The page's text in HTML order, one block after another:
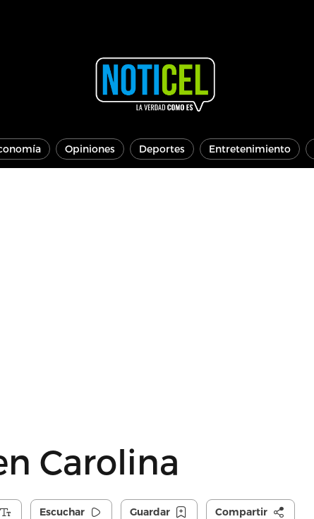
Opiniones Deportes Entretenimiento
Carolina
Escuchar Guardar Compartir